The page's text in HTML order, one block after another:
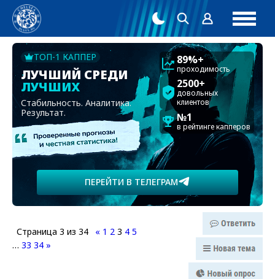
ТОП-1 КАППЕР
ЛУЧШИЙ СРЕДИ
ЛУЧШИХ
Стабильность. Аналитика.
Результат.
89%+
проходимость
2500+
довольных
клиентов
№1
в рейтинге капперов
ПЕРЕЙТИ В ТЕЛЕГРАМ
Страница 3 из 34 « 1 2 3 4 5
… 33 34 »